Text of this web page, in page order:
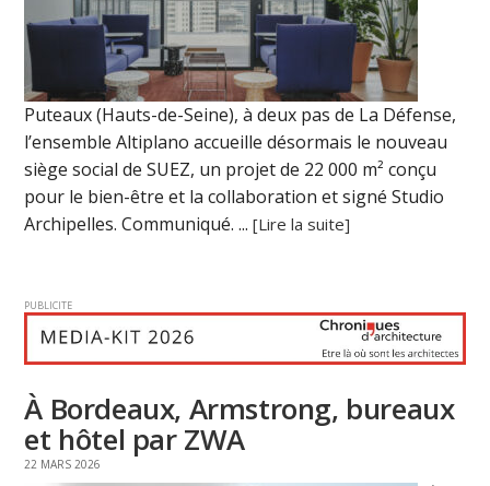
Puteaux (Hauts-de-Seine), à deux pas de La Défense,
l’ensemble Altiplano accueille désormais le nouveau
siège social de SUEZ, un projet de 22 000 m² conçu
pour le bien-être et la collaboration et signé Studio
Archipelles. Communiqué. ...[Lire la suite]
PUBLICITE
À Bordeaux, Armstrong, bureaux
et hôtel par ZWA
22 MARS 2026